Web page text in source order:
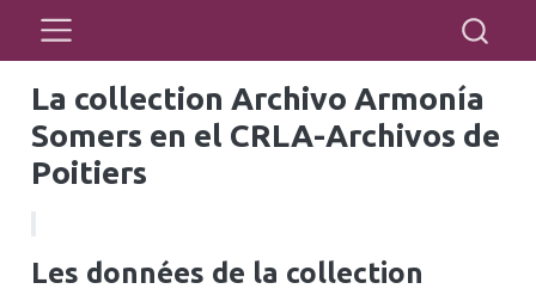
La collection Archivo Armonía
Somers en el CRLA-Archivos de
Poitiers
Les données de la collection